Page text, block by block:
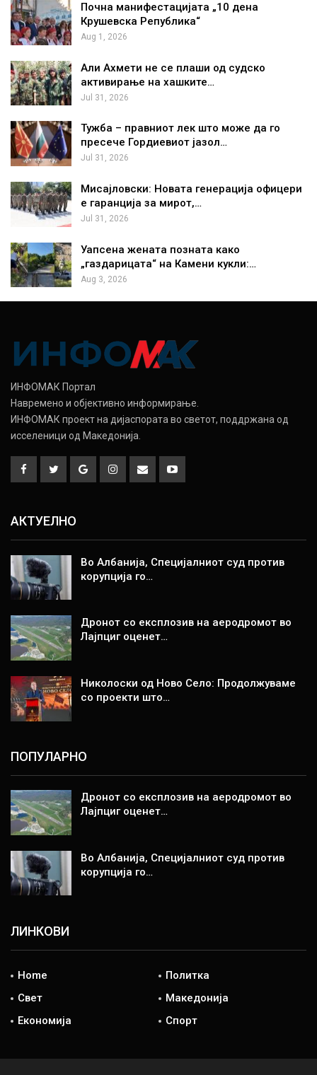
Почна манифестацијата „10 дена
Крушевска Република“
Aug 1, 2026
Али Ахмети не се плаши од судско
активирање на хашките…
Jul 31, 2026
Тужба – правниот лек што може да го
пресече Гордиевиот јазол…
Jul 31, 2026
Мисајловски: Новата генерација офицери
е гаранција за мирот,…
Jul 31, 2026
Уапсена жената позната како
„газдарицата“ на Камени кукли:…
Aug 3, 2026
ИНФОМАК Портал
Навремено и објективно информирање.
ИНФОМАК проект на дијаспората во светот, поддржана од
исселеници од Македонија.
АКТУЕЛНО
Во Албанија, Специјалниот суд против
корупција го…
Дронот со експлозив на аеродромот во
Лајпциг оценет…
Николоски од Ново Село: Продолжуваме
со проекти што…
ПОПУЛАРНО
Дронот со експлозив на аеродромот во
Лајпциг оценет…
Во Албанија, Специјалниот суд против
корупција го…
ЛИНКОВИ
Home
Политка
Свет
Македонија
Економија
Спорт